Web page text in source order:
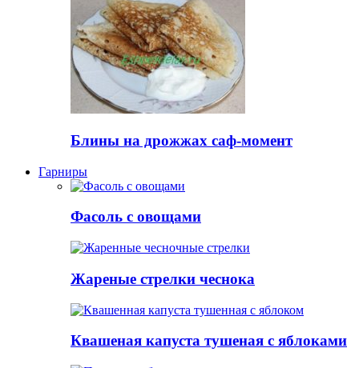
Блины на дрожжах саф-момент
Гарниры
Фасоль с овощами
Жареные стрелки чеснока
Квашеная капуста тушеная с яблоками